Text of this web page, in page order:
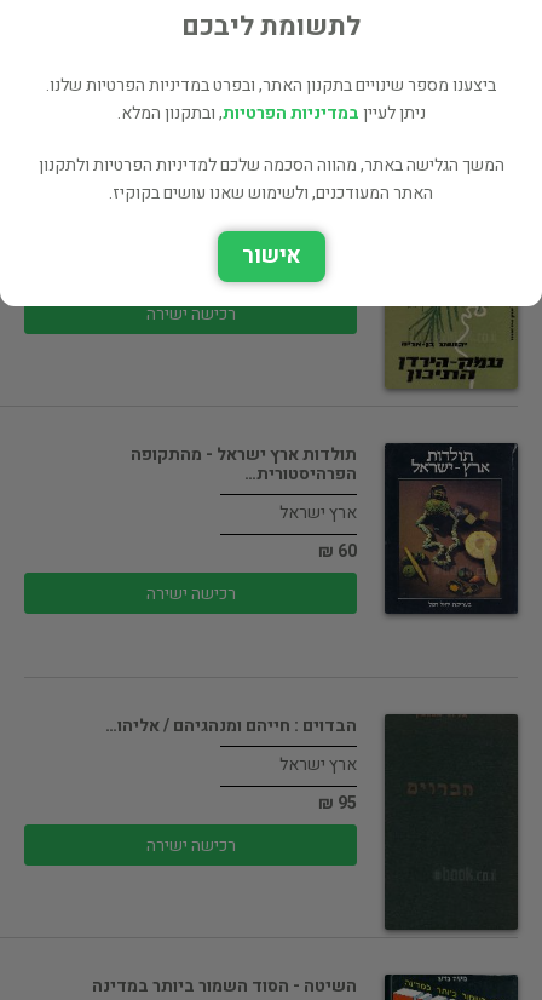
65 ₪
עמק-הירדן התיכון : נגב כנרות /…
ארץ ישראל
רכישה ישירה
תולדות ארץ ישראל - מהתקופה
הפרהיסטורית…
ארץ ישראל
60 ₪
רכישה ישירה
הבדוים : חייהם ומנהגיהם / אליהו…
ארץ ישראל
95 ₪
רכישה ישירה
השיטה - הסוד השמור ביותר במדינה
לתשומת ליבכם
ביצענו מספר שינויים בתקנון האתר, ובפרט במדיניות הפרטיות שלנו.
ניתן לעייןבמדיניות הפרטיות, ובתקנון המלא.
המשך הגלישה באתר, מהווה הסכמה שלכם למדיניות הפרטיות ולתקנון
האתר המעודכנים, ולשימוש שאנו עושים בקוקיז.
אישור